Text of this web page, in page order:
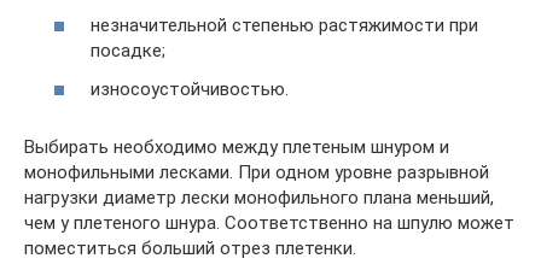
незначительной степенью растяжимости при
посадке;
износоустойчивостью.
Выбирать необходимо между плетеным шнуром и
монофильными лесками. При одном уровне разрывной
нагрузки диаметр лески монофильного плана меньший,
чем у плетеного шнура. Соответственно на шпулю может
поместиться больший отрез плетенки.